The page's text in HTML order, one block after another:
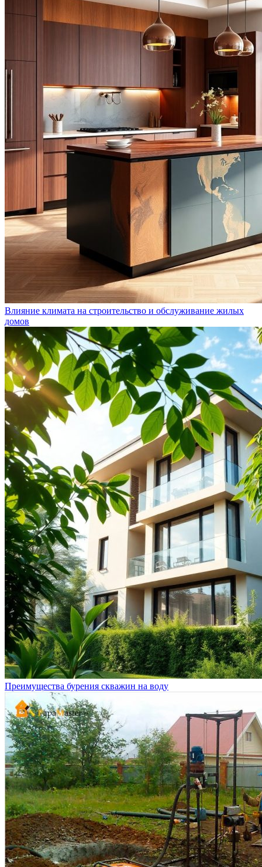
Влияние климата на строительство и обслуживание жилых
домов
Преимущества бурения скважин на воду